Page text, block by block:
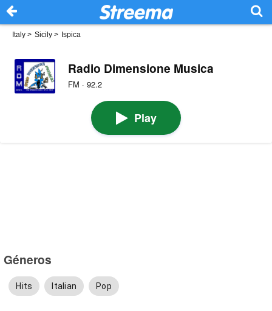
Italy > Sicily > Ispica
Radio Dimensione Musica
FM · 92.2
Play
Géneros
Hits Italian Pop